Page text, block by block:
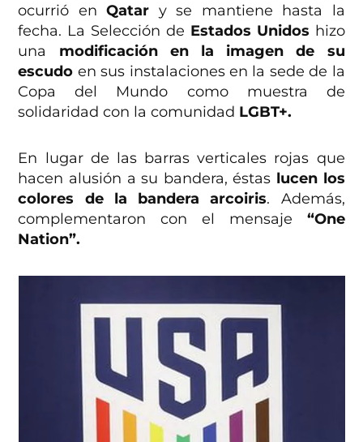
ocurrió enQatar y se mantiene hasta la
fecha. La Selección de Estados Unidos hizo
una modificación en la imagen de su
escudo en sus instalaciones en la sede de la
Copa del Mundo como muestra de
solidaridad con la comunidad LGBT+.
En lugar de las barras verticales rojas que
hacen alusión a su bandera, éstas lucen los
colores de la bandera arcoiris. Además,
complementaron con el mensaje “One
Nation”.